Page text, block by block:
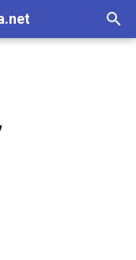
07-16
12-30
07-16
12-30
07-05
07-10
07-05
12-21
07-05
07-05
12-21
07-05
12-21
07-05
07-05
07-16
12-30
07-05
12-21
07-15
07-04
07-04
07-15
07-05